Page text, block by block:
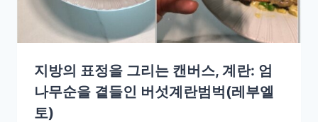
지방의 표정을 그리는 캔버스, 계란: 엄
나무순을 곁들인 버섯계란범벅(레부엘
토)